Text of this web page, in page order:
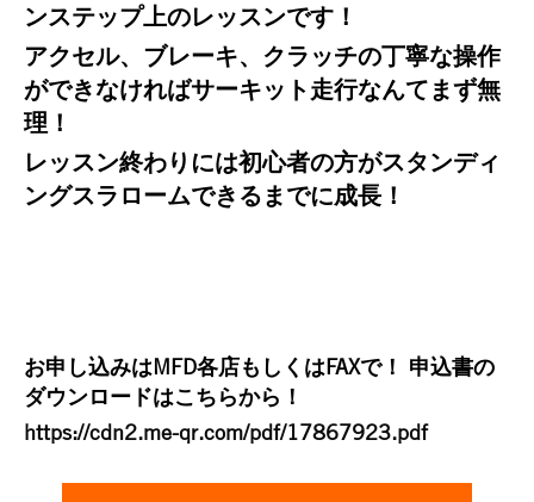
ンステップ上のレッスンです！
アクセル、ブレーキ、クラッチの丁寧な操作
ができなければサーキット走行なんてまず無
理！
レッスン終わりには初心者の方がスタンディ
ングスラロームできるまでに成長！
お申し込みはMFD各店もしくはFAXで！ 申込書の
ダウンロードはこちらから！
https://cdn2.me-qr.com/pdf/17867923.pdf